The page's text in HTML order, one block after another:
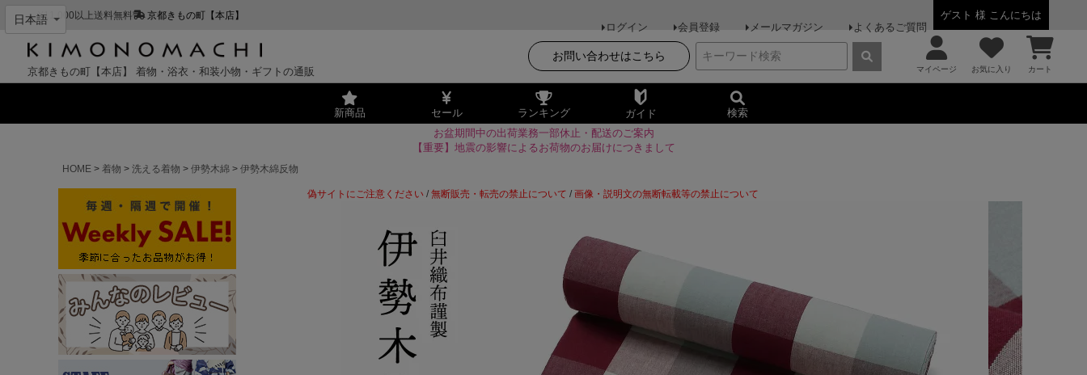
¥11,000以上送料無料 京都きもの町【本店】
ゲスト 様 こんにちは
ログイン
会員登録 メールマガジン よくあるご質問
京都きもの町【本店】 着物・浴衣・和装小物・ギフトの通販
お問い合わせはこちら
マイページ お気に入り カート
新商品 セール ランキング ガイド 検索
お盆期間中の出荷業務一部休止・配送のご案内
【重要】地震の影響によるお荷物のお届けにつきまして
HOME
着物 洗える着物 伊勢木綿 伊勢木綿反物
偽サイトにご注意ください / 無断販売・転売の禁止について / 画像・説明文の無断転載等の禁止について